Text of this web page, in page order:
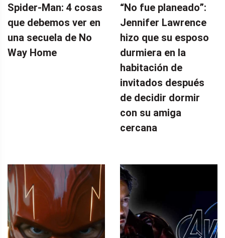
Spider-Man: 4 cosas
que debemos ver en
una secuela de No
Way Home
“No fue planeado”: ​​
Jennifer Lawrence
hizo que su esposo
durmiera en la
habitación de
invitados después
de decidir dormir
con su amiga
cercana